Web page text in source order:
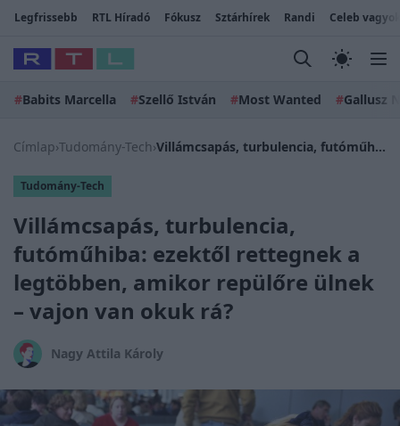
Legfrissebb RTL Híradó Fókusz Sztárhírek Randi Celeb
#Babits Marcella #Szellő István #Most Wanted #Gallusz
Címlap›Tudomány-Tech› Villámcsapás, turbulencia, futóműhiba: ezektől rettegnek a legtöbben, amikor repülőre ülnek – vajon van okuk rá?
Tudomány-Tech
Villámcsapás, turbulencia,
futóműhiba: ezektől rettegnek a
legtöbben, amikor repülőre ülnek
– vajon van okuk rá?
Nagy Attila Károly